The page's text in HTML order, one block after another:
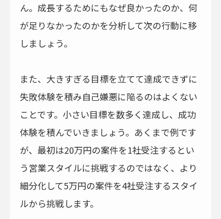
ん。成長するためにもなぜ良かったのか、何
が足りなかったのかを分析して次の行動に移
しましょう。
また、大きすぎる目標を立てて達成できずに
失敗体験を積み自己嫌悪に陥るのはよくない
ことです。小さい目標を数多く達成し、成功
体験を積んでいきましょう。あくまで例です
が、最初は20万円の案件を1社受注するとい
う営業スタイルに挑戦するのではなく、より
細分化して5万円の案件を4社受注するスタイ
ルから挑戦します。